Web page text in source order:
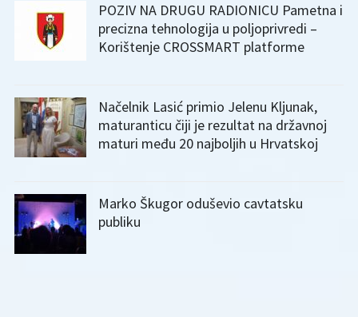
POZIV NA DRUGU RADIONICU Pametna i
precizna tehnologija u poljoprivredi –
Korištenje CROSSMART platforme
Načelnik Lasić primio Jelenu Kljunak,
maturanticu čiji je rezultat na državnoj
maturi među 20 najboljih u Hrvatskoj
Marko Škugor oduševio cavtatsku
publiku